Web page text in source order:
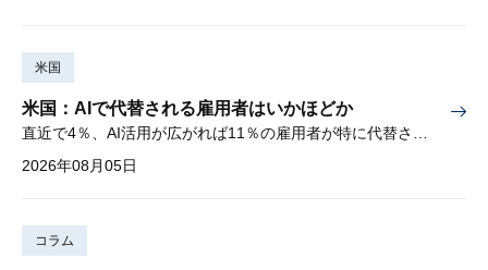
米国
米国：AIで代替される雇用者はいかほどか
直近で4％、AI活用が広がれば11％の雇用者が特に代替されやすい
2026年08月05日
コラム